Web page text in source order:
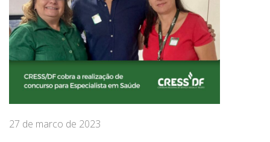
27 de marco de 2023